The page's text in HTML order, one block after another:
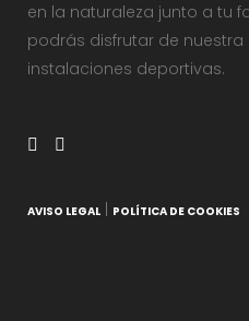
en la naturaleza junto a tu
podrás disfrutar de
instalaciones deportivas.
AVISO LEGAL POLÍTICA DE COOKIES